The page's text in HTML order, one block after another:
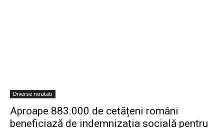
Diverse noutati
Aproape 883.000 de cetățeni români
beneficiază de indemnizația socială pentru